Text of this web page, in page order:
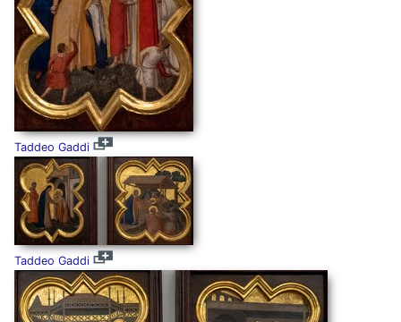
Taddeo Gaddi
Taddeo Gaddi